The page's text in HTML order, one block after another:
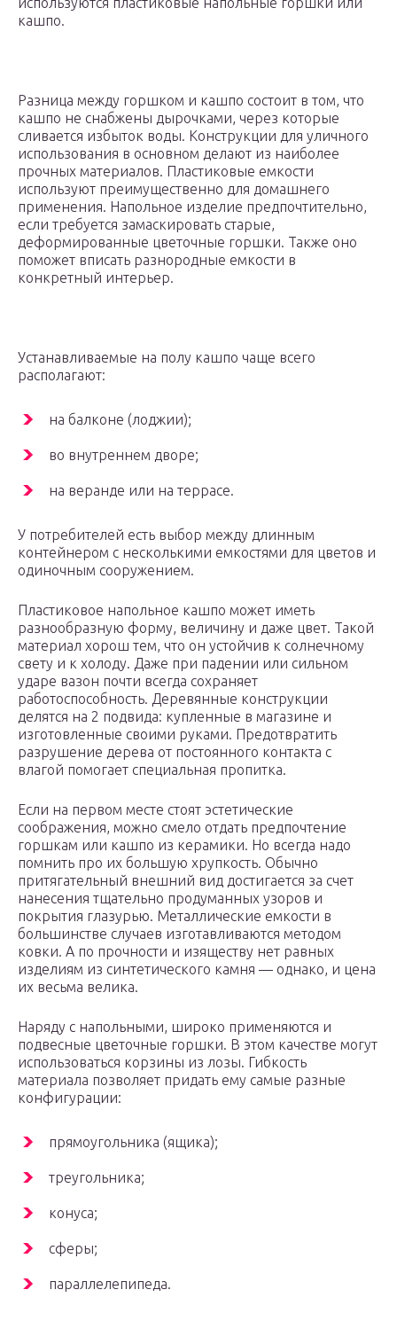
кашпо.
Разница между горшком и кашпо состоит в том, что
кашпо не снабжены дырочками, через которые
сливается избыток воды. Конструкции для уличного
использования в основном делают из наиболее
прочных материалов. Пластиковые емкости
используют преимущественно для домашнего
применения. Напольное изделие предпочтительно,
если требуется замаскировать старые,
деформированные цветочные горшки. Также оно
поможет вписать разнородные емкости в
конкретный интерьер.
Устанавливаемые на полу кашпо чаще всего
располагают:
на балконе (лоджии);
во внутреннем дворе;
на веранде или на террасе.
У потребителей есть выбор между длинным
контейнером с несколькими емкостями для цветов и
одиночным сооружением.
Пластиковое напольное кашпо может иметь
разнообразную форму, величину и даже цвет. Такой
материал хорош тем, что он устойчив к солнечному
свету и к холоду. Даже при падении или сильном
ударе вазон почти всегда сохраняет
работоспособность. Деревянные конструкции
делятся на 2 подвида: купленные в магазине и
изготовленные своими руками. Предотвратить
разрушение дерева от постоянного контакта с
влагой помогает специальная пропитка.
Если на первом месте стоят эстетические
соображения, можно смело отдать предпочтение
горшкам или кашпо из керамики. Но всегда надо
помнить про их большую хрупкость. Обычно
притягательный внешний вид достигается за счет
нанесения тщательно продуманных узоров и
покрытия глазурью. Металлические емкости в
большинстве случаев изготавливаются методом
ковки. А по прочности и изяществу нет равных
изделиям из синтетического камня — однако, и цена
их весьма велика.
Наряду с напольными, широко применяются и
подвесные цветочные горшки. В этом качестве могут
использоваться корзины из лозы. Гибкость
материала позволяет придать ему самые разные
конфигурации:
прямоугольника (ящика);
треугольника;
конуса;
сферы;
параллелепипеда.